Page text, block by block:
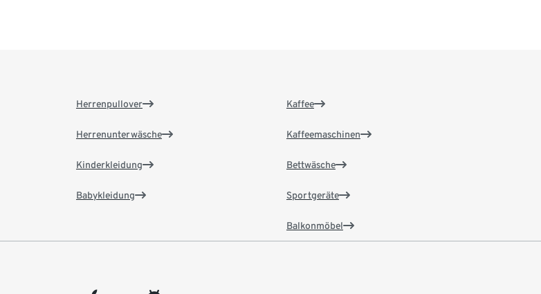
Herrenpullover
Herrenunterwäsche
Kinderkleidung
Babykleidung
Kaffee
Kaffeemaschinen
Bettwäsche
Sportgeräte
Balkonmöbel